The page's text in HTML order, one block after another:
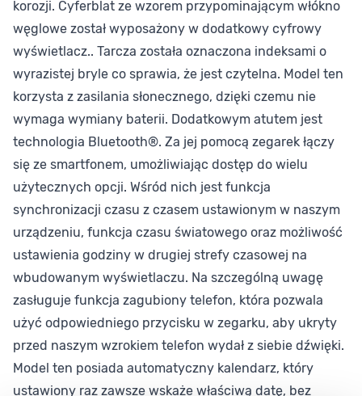
korozji. Cyferblat ze wzorem przypominającym włókno
węglowe został wyposażony w dodatkowy cyfrowy
wyświetlacz.. Tarcza została oznaczona indeksami o
wyrazistej bryle co sprawia, że jest czytelna. Model ten
korzysta z zasilania słonecznego, dzięki czemu nie
wymaga wymiany baterii. Dodatkowym atutem jest
technologia Bluetooth®. Za jej pomocą zegarek łączy
się ze smartfonem, umożliwiając dostęp do wielu
użytecznych opcji. Wśród nich jest funkcja
synchronizacji czasu z czasem ustawionym w naszym
urządzeniu, funkcja czasu światowego oraz możliwość
ustawienia godziny w drugiej strefy czasowej na
wbudowanym wyświetlaczu. Na szczególną uwagę
zasługuje funkcja zagubiony telefon, która pozwala
użyć odpowiedniego przycisku w zegarku, aby ukryty
przed naszym wzrokiem telefon wydał z siebie dźwięki.
Model ten posiada automatyczny kalendarz, który
ustawiony raz zawsze wskaże właściwą datę, bez